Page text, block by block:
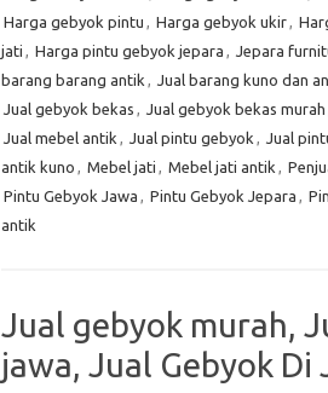
Harga gebyok pintu , Harga gebyok ukir,
jati , Harga pintu gebyok jepara , Jepara
barang barang antik , Jual barang kuno dan
Jual gebyok bekas , Jual gebyok bekas murah
Jual mebel antik , Jual pintu gebyok , Jual
antik kuno , Mebel jati , Mebel jati antik ,
Pintu Gebyok Jawa , Pintu Gebyok Jepara ,
antik
Jual gebyok murah,
jawa, Jual Gebyok